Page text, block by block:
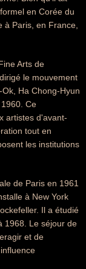
en Corée du
à Paris, en France,
Arts de
le mouvement
Ha Chong-Hyun
Ce
artistes d'avant-
tout en
les institutions
de Paris en 1961
à New York
Il a étudié
1968. Le séjour de
et de